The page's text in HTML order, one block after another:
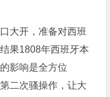
大开，准备对西班
果1808年西班牙本
影响是全方位
二次骚操作，让大